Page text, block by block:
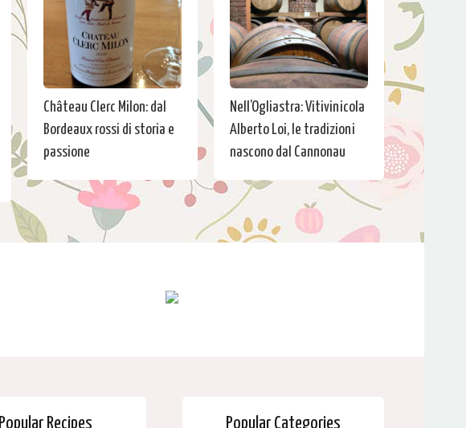
Château Clerc Milon: dal
Bordeaux rossi di storia e
passione
Nell’Ogliastra: Vitivinicola
Alberto Loi, le tradizioni
nascono dal Cannonau
Popular Recipes Popular Categories